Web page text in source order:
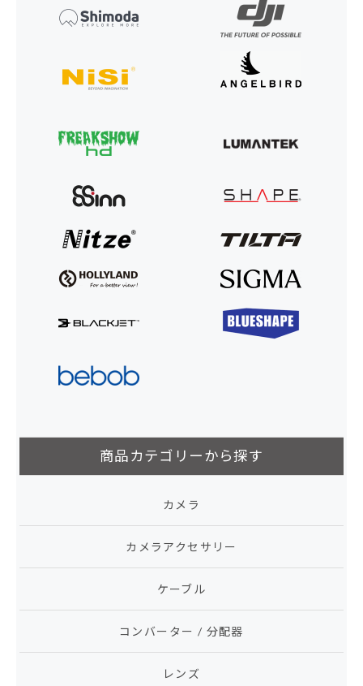
商品カテゴリーから探す
カメラ
カメラアクセサリー
ケーブル
コンバーター / 分配器
レンズ